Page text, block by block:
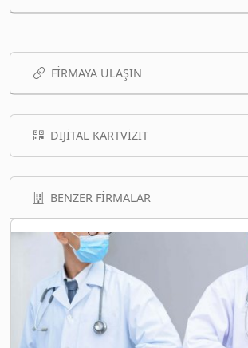
FIRMAYA ULAŞIN
DIJITAL KARTVIZIT
BENZER FIRMALAR